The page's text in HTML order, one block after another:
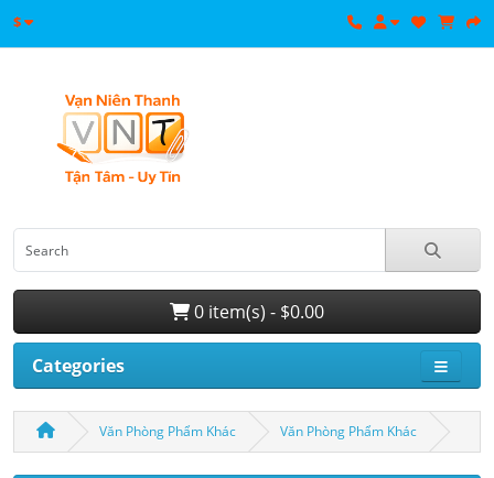
$
0 item(s) - $0.00
Categories
Văn Phòng Phẩm Khác Văn Phòng Phẩm Khác